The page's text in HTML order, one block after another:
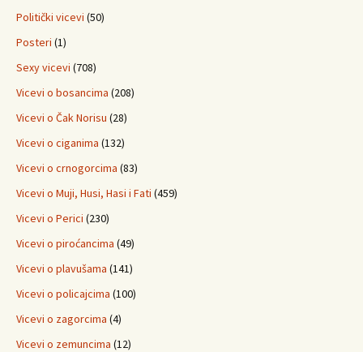
Politički vicevi (50)
Posteri (1)
Sexy vicevi (708)
Vicevi o bosancima (208)
Vicevi o Čak Norisu (28)
Vicevi o ciganima (132)
Vicevi o crnogorcima (83)
Vicevi o Muji, Husi, Hasi i Fati (459)
Vicevi o Perici (230)
Vicevi o piroćancima (49)
Vicevi o plavušama (141)
Vicevi o policajcima (100)
Vicevi o zagorcima (4)
Vicevi o zemuncima (12)